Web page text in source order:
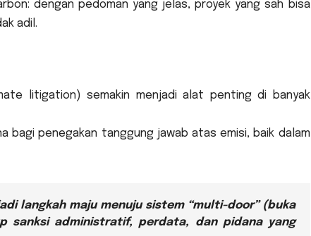
dengan pedoman yang jelas, proyek yang sah bisa
adil.
litigation) semakin menjadi alat penting di banyak
bagi penegakan tanggung jawab atas emisi, baik dalam
langkah maju menuju sistem “multi-door” (buka
sanksi administratif, perdata, dan pidana yang